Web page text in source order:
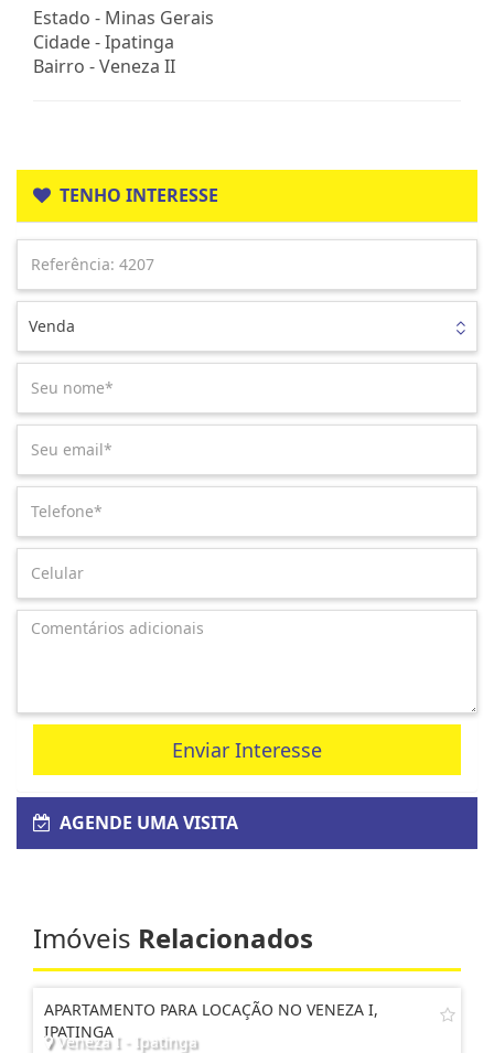
Estado - Minas Gerais
Cidade -Ipatinga
Bairro -Veneza II
TENHO INTERESSE
Venda
Enviar Interesse
AGENDE UMA VISITA
Imóveis Relacionados
APARTAMENTO PARA LOCAÇÃO NO VENEZA I,
IPATINGA
Veneza I - Ipatinga